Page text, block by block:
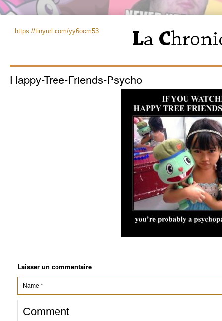
https://tinyurl.com/yy6ocm53
Happy-Tree-Friends-Psycho
Laisser un commentaire